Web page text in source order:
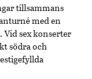
tillsammans
med en
sex konserter
södra och